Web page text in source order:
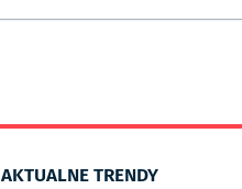
AKTUALNE TRENDY